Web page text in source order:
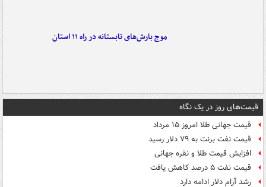
موج بارش‌های تابستانه در راه ۱۱ استان
قیمت‌های روز در یک نگاه
قیمت جهانی طلا امروز ۱۵ مرداد
قیمت نفت برنت به ۷۹ دلار رسید
افزایش قیمت طلا و نقره جهانی
قیمت نفت ۵ درصد کاهش یافت
رشد آرام دلار ادامه دارد